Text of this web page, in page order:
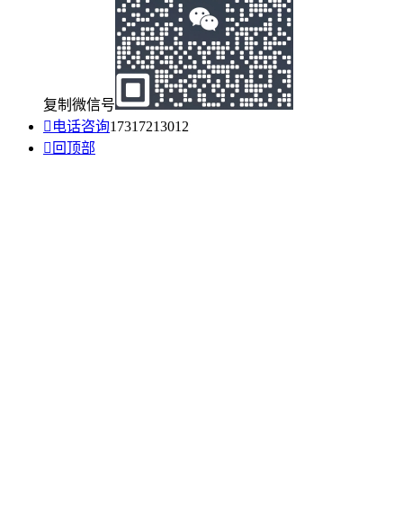
复制微信号
 电话咨询17317213012
 回顶部